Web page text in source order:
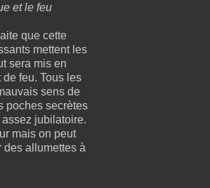
et le feu
que cette
mettent les
sera mis en
feu. Tous les
sens de
poches secrètes
jubilatoire.
mais on peut
des allumettes à